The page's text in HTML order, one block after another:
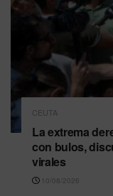
CEUTA
La extrema
con bulos,
virales
10/08/2026